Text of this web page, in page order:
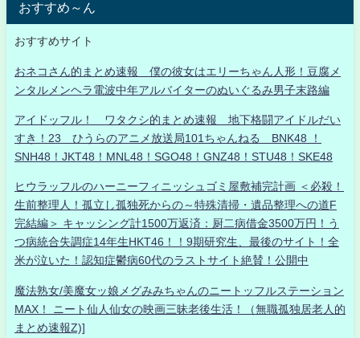
おすすめ～ん
おすすめサイト
おネコさん的まとめ速報 僕の彼女はエリーちゃん人形！豆腐メ
ンタルメンヘラ電波中年アルバイターのぬいぐるみ男子末路編
アイドッフル！ ワタクシ的まとめ速報 地下格闘アイドルだい
すき！23 ひうらのアニメ放送局101ちゃんねる BNK48 ！
SNH48！JKT48！MNL48！SGO48！GNZ48！STU48！SKE48
ヒウラッフルのハーニーフィニッシュゴミ屋敷補完計画 ＜必殺！
生前整理人！孤立し孤独死からの～特殊清掃・遺品整理への道F
完結編＞ キャッシング計1500万返済：厨二病借金3500万円！う
つ病統合失調症14年生HKT46！！9期研究生、最後のサイト！全
米が泣いた！認知症鬱病60代のラストサイト絶賛！公開中
魔法熟女/美魔女ッ娘メグみみちゃんのニートッフルステーション
MAX！ ニート仙人仙女の映画三昧老後生活！（無職孤独居老人的
まとめ速報Z)]